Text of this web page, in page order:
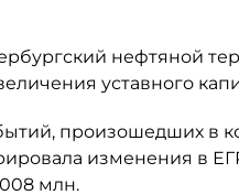
нефтяной
уставного
произошедших в
изменения в
млн.